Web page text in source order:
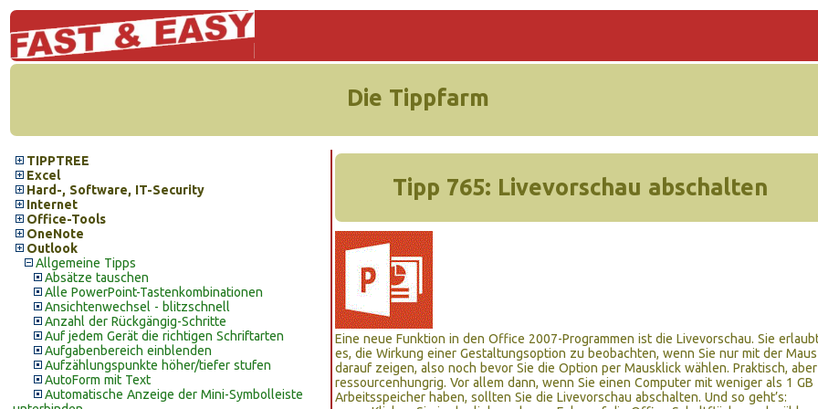
Die Tippfarm
TIPPTREE
Excel
Hard-, Software, IT-Security
Internet
Office-Tools
OneNote
Outlook
Allgemeine Tipps
Absätze tauschen
Alle PowerPoint-Tastenkombinationen
Ansichtenwechsel - blitzschnell
Anzahl der Rückgängig-Schritte
Auf jedem Gerät die richtigen Schriftarten
Aufgabenbereich einblenden
Aufzählungspunkte höher/tiefer stufen
AutoForm mit Text
Automatische Anzeige der Mini-Symbolleiste
Tipp 765: Livevorschau abschalten
Eine neue Funktion in den Office 2007-Programmen ist die Livevorschau. Sie
es, die Wirkung einer Gestaltungsoption zu beobachten, wenn Sie nur mit der Maus
darauf zeigen, also noch bevor Sie die Option per Mausklick wählen. Praktisch, aber
ressourcenhungrig. Vor allem dann, wenn Sie einen Computer mit weniger als 1 GB
Arbeitsspeicher haben, sollten Sie die Livevorschau abschalten. Und so geht’s: